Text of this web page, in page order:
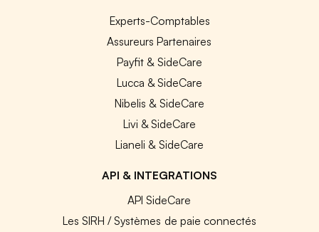
Experts-Comptables
Assureurs Partenaires
Payfit & SideCare
Lucca & SideCare
Nibelis & SideCare
Livi & SideCare
Lianeli & SideCare
API & INTEGRATIONS
API SideCare
Les SIRH / Systèmes de paie connectés